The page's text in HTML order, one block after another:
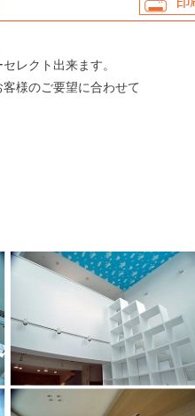
会社情報
レクト出来ます。
様のご要望に合わせて